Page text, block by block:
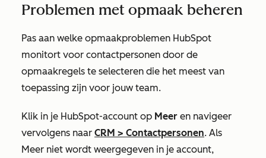
Problemen met opmaak beheren
Pas aan welke opmaakproblemen HubSpot
monitort voor contactpersonen door de
opmaakregels te selecteren die het meest van
toepassing zijn voor jouw team.
Klik in je HubSpot-account op Meer en navigeer
vervolgens naar CRM > Contactpersonen. Als
Meer niet wordt weergegeven in je account,